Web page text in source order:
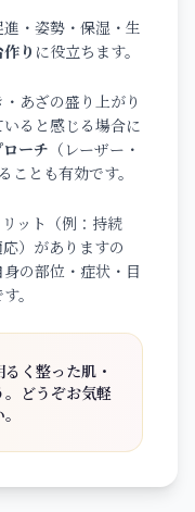
・姿勢・保湿・生
り に役立ちます。
あざの盛り上がり
ると感じる場合に
ーチ （レーザー・
とも有効です。
ット（例：持続
）がありますの
の部位・症状・目
。
く整った肌・
どうぞお気軽